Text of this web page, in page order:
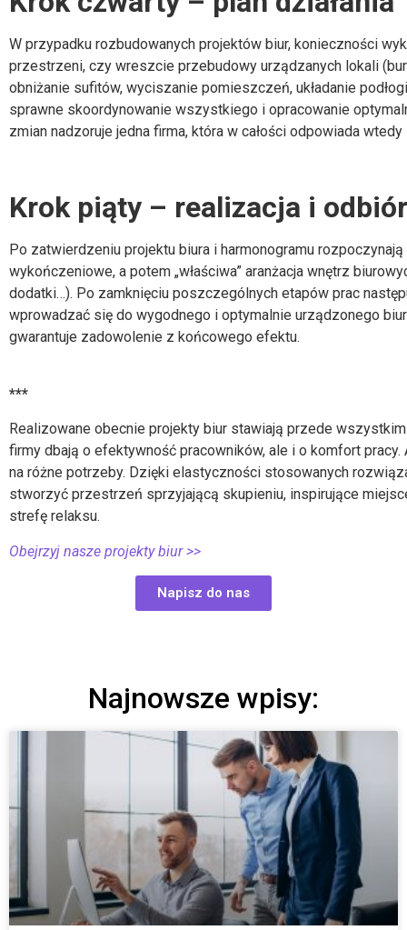
W przypadku rozbudowanych projektów biur, konieczności
przestrzeni, czy wreszcie przebudowy urządzanych lokali
obniżanie sufitów, wyciszanie pomieszczeń, układanie
sprawne skoordynowanie wszystkiego i opracowanie
zmian nadzoruje jedna firma, która w całości odpowiada
Krok piąty – realizacja i odbiór
Po zatwierdzeniu projektu biura i harmonogramu
wykończeniowe, a potem „właściwa” aranżacja wnętrz
dodatki…). Po zamknięciu poszczególnych etapów prac
wprowadzać się do wygodnego i optymalnie urządzonego
gwarantuje zadowolenie z końcowego efektu.
***
Realizowane obecnie projekty biur stawiają przede
firmy dbają o efektywność pracowników, ale i o komfort
na różne potrzeby. Dzięki elastyczności stosowanych
stworzyć przestrzeń sprzyjającą skupieniu, inspirujące
strefę relaksu.
Obejrzyj nasze projekty biur >>
Napisz do nas
Najnowsze wpisy: